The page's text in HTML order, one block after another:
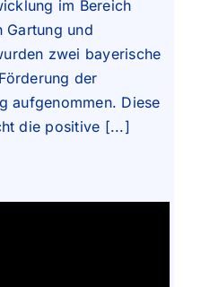
im Bereich
Gartung und
zwei bayerische
der
aufgenommen. Diese
die positive [...]